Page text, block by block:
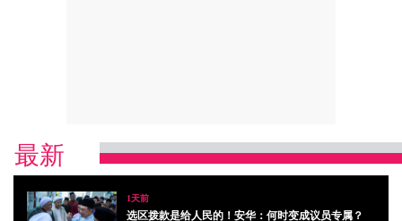
最新
1天前
选区拨款是给人民的！安华：何时变成议员专属？